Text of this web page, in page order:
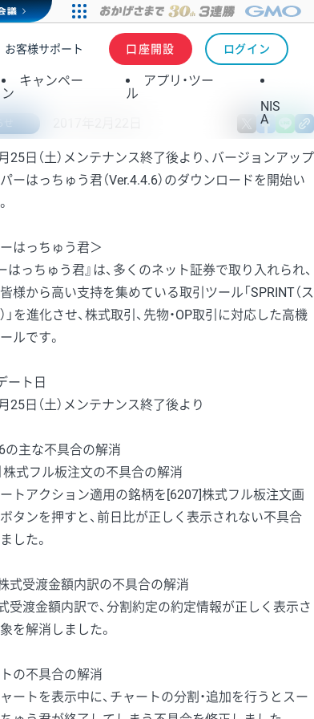
お客様サポート 口座開設 ログイン
キャンペー
ン
アプリ・ツー
ル
NIS
A
X
25日（土）メンテナンス終了後より、バージョンアップ
ーはっちゅう君（Ver.4.4.6）のダウンロードを開始い
はっちゅう君＞
はっちゅう君』は、多くのネット証券で取り入れられ、
様から高い支持を集めている取引ツール「SPRINT（ス
」を進化させ、株式取引、先物・OP取引に対応した高機
ルです。
ート日
25日（土）メンテナンス終了後より
の主な不具合の解消
株式フル板注文の不具合の解消
トアクション適用の銘柄を[6207]株式フル板注文画
タンを押すと、前日比が正しく表示されない不具合
した。
式受渡金額内訳の不具合の解消
受渡金額内訳で、分割約定の約定情報が正しく表示さ
を解消しました。
の不具合の解消
ートを表示中に、チャートの分割・追加を行うとスー